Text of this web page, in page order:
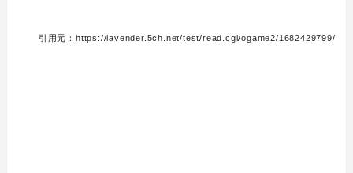
引用元：https://lavender.5ch.net/test/read.cgi/ogame2/1682429799/